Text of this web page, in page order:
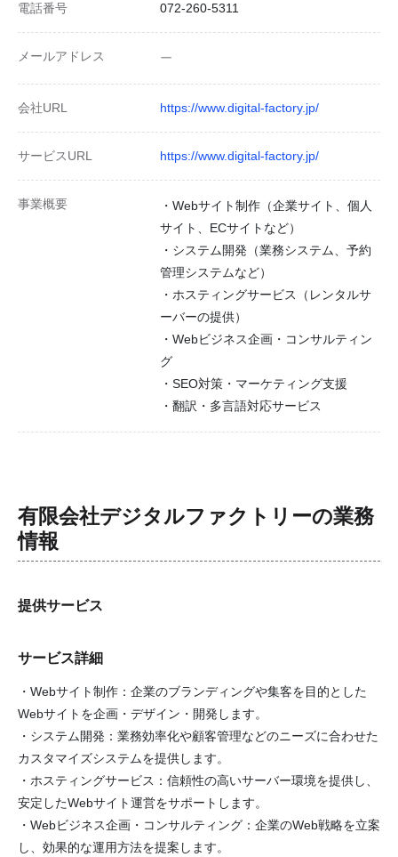
電話番号 072-260-5311
メールアドレス ー
会社URL https://www.digital-factory.jp/
サービスURL https://www.digital-factory.jp/
事業概要
・Webサイト制作（企業サイト、個人
サイト、ECサイトなど）
・システム開発（業務システム、予約
管理システムなど）
・ホスティングサービス（レンタルサ
ーバーの提供）
・Webビジネス企画・コンサルティン
グ
・SEO対策・マーケティング支援
・翻訳・多言語対応サービス
有限会社デジタルファクトリーの業務
情報
提供サービス
サービス詳細
・Webサイト制作：企業のブランディングや集客を目的とした
Webサイトを企画・デザイン・開発します。
・システム開発：業務効率化や顧客管理などのニーズに合わせた
カスタマイズシステムを提供します。
・ホスティングサービス：信頼性の高いサーバー環境を提供し、
安定したWebサイト運営をサポートします。
・Webビジネス企画・コンサルティング：企業のWeb戦略を立案
し、効果的な運用方法を提案します。